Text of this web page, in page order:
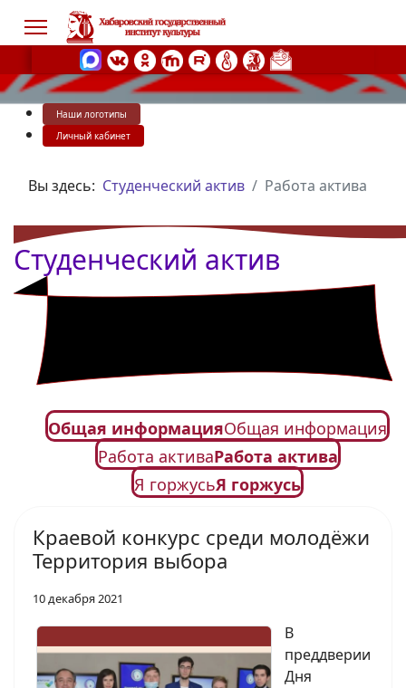
Наши логотипы
Личный кабинет
Вы здесь: Студенческий актив Работа актива
Студенческий актив
Общая информацияОбщая информация
Работа активаРабота актива
Я горжусьЯ горжусь
Краевой конкурс среди молодёжи
Территория выбора
10 декабря 2021
В
преддверии
Дня